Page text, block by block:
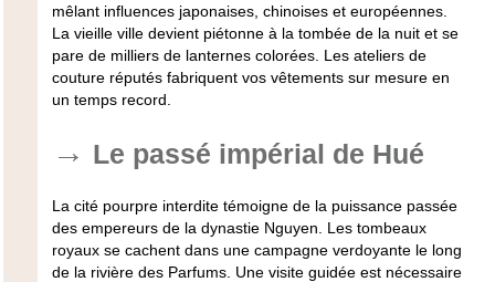
mêlant influences japonaises, chinoises et européennes.
La vieille ville devient piétonne à la tombée de la nuit et se
pare de milliers de lanternes colorées. Les ateliers de
couture réputés fabriquent vos vêtements sur mesure en
un temps record.
Le passé impérial de Hué
La cité pourpre interdite témoigne de la puissance passée
des empereurs de la dynastie Nguyen. Les tombeaux
royaux se cachent dans une campagne verdoyante le long
de la rivière des Parfums. Une visite guidée est nécessaire